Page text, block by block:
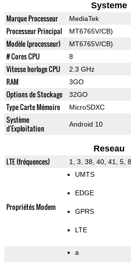
Systeme
Marque Processeur MediaTek
Processeur Principal MT6765V/CB)
Modèle (processeur) MT6765V/CB)
# Cores CPU 8
Vitesse horloge CPU 2.3 GHz
RAM 3GO
Options de Stockage 32GO
Type Carte Mémoire MicroSDXC
Système
d'Exploitation
Android 10
Reseau
LTE (fréquences) 1, 3, 38, 40, 41, 5, 8
Propriétés Modem
UMTS
EDGE
GPRS
LTE
a